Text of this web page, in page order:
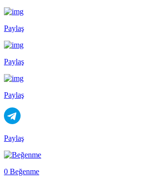
Paylaş
Paylaş
Paylaş
Paylaş
0 Beğenme